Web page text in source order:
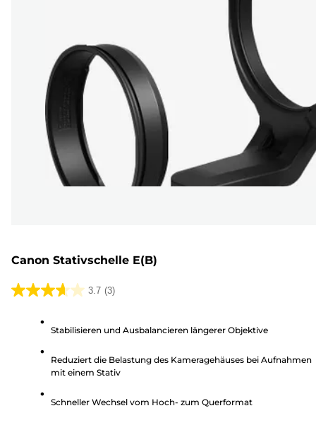
Canon Stativschelle E(B)
3.7 (3)
3.7
Sternen.
Stabilisieren und Ausbalancieren längerer Objektive
Reduziert die Belastung des Kameragehäuses bei Aufnahmen
mit einem Stativ
Schneller Wechsel vom Hoch- zum Querformat